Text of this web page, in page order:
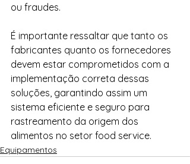
ou fraudes.
É importante ressaltar que tanto os
fabricantes quanto os fornecedores
devem estar comprometidos com a
implementação correta dessas
soluções, garantindo assim um
sistema eficiente e seguro para
rastreamento da origem dos
alimentos no setor food service.
Equipamentos